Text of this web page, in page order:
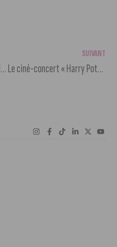
La programmation cinéma du 29 décembre au 4 janvier 2022
SUIVANT
Le ciné-concert « Harry Potter » est reporté